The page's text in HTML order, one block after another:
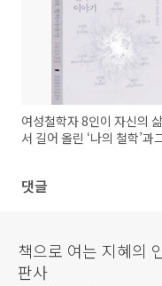
여성철학자 8인이 자신의
서 길어 올린 ‘나의 철학’과
성철학자의 철학 이야기』가
댓글
책으로 여는 지혜의
판사